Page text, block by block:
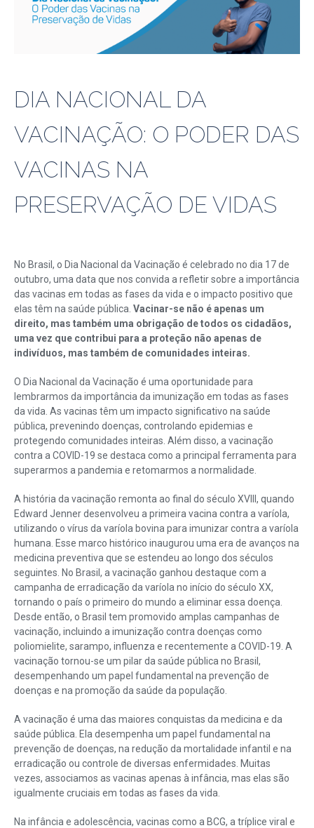
DIA NACIONAL DA
VACINAÇÃO: O PODER DAS
VACINAS NA
PRESERVAÇÃO DE VIDAS
No Brasil, o Dia Nacional da Vacinação é celebrado no dia 17 de
outubro, uma data que nos convida a refletir sobre a importância
das vacinas em todas as fases da vida e o impacto positivo que
elas têm na saúde pública. Vacinar-se não é apenas um
direito, mas também uma obrigação de todos os cidadãos,
uma vez que contribui para a proteção não apenas de
indivíduos, mas também de comunidades inteiras.
O Dia Nacional da Vacinação é uma oportunidade para
lembrarmos da importância da imunização em todas as fases
da vida. As vacinas têm um impacto significativo na saúde
pública, prevenindo doenças, controlando epidemias e
protegendo comunidades inteiras. Além disso, a vacinação
contra a COVID-19 se destaca como a principal ferramenta para
superarmos a pandemia e retomarmos a normalidade.
A história da vacinação remonta ao final do século XVIII, quando
Edward Jenner desenvolveu a primeira vacina contra a varíola,
utilizando o vírus da varíola bovina para imunizar contra a varíola
humana. Esse marco histórico inaugurou uma era de avanços na
medicina preventiva que se estendeu ao longo dos séculos
seguintes. No Brasil, a vacinação ganhou destaque com a
campanha de erradicação da varíola no início do século XX,
tornando o país o primeiro do mundo a eliminar essa doença.
Desde então, o Brasil tem promovido amplas campanhas de
vacinação, incluindo a imunização contra doenças como
poliomielite, sarampo, influenza e recentemente a COVID-19. A
vacinação tornou-se um pilar da saúde pública no Brasil,
desempenhando um papel fundamental na prevenção de
doenças e na promoção da saúde da população.
A vacinação é uma das maiores conquistas da medicina e da
saúde pública. Ela desempenha um papel fundamental na
prevenção de doenças, na redução da mortalidade infantil e na
erradicação ou controle de diversas enfermidades. Muitas
vezes, associamos as vacinas apenas à infância, mas elas são
igualmente cruciais em todas as fases da vida.
Na infância e adolescência, vacinas como a BCG, a tríplice viral e